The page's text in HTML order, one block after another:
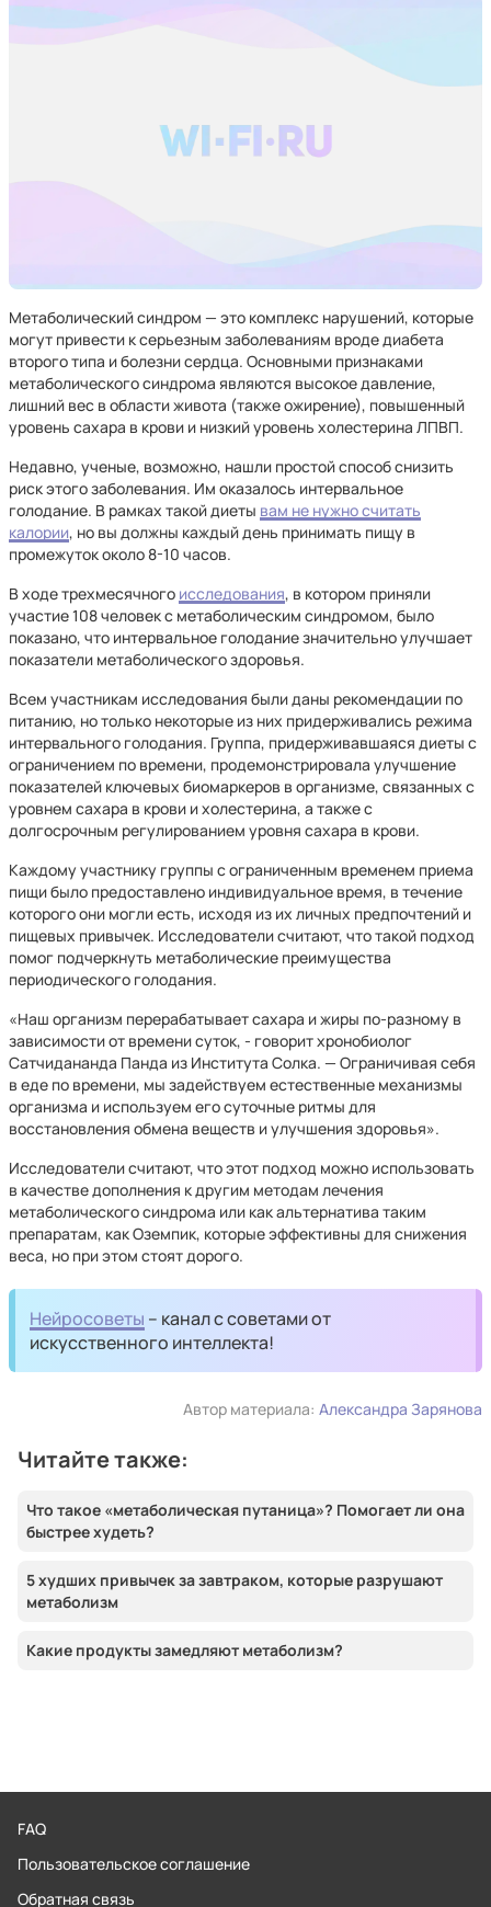
Метаболический синдром — это комплекс нарушений, которые
могут привести к серьезным заболеваниям вроде диабета
второго типа и болезни сердца. Основными признаками
метаболического синдрома являются высокое давление,
лишний вес в области живота (также ожирение), повышенный
уровень сахара в крови и низкий уровень холестерина ЛПВП.
Недавно, ученые, возможно, нашли простой способ снизить
риск этого заболевания. Им оказалось интервальное
голодание. В рамках такой диеты вам не нужно считать
калории, но вы должны каждый день принимать пищу в
промежуток около 8-10 часов.
В ходе трехмесячного исследования, в котором приняли
участие 108 человек с метаболическим синдромом, было
показано, что интервальное голодание значительно улучшает
показатели метаболического здоровья.
Всем участникам исследования были даны рекомендации по
питанию, но только некоторые из них придерживались режима
интервального голодания. Группа, придерживавшаяся диеты с
ограничением по времени, продемонстрировала улучшение
показателей ключевых биомаркеров в организме, связанных с
уровнем сахара в крови и холестерина, а также с
долгосрочным регулированием уровня сахара в крови.
Каждому участнику группы с ограниченным временем приема
пищи было предоставлено индивидуальное время, в течение
которого они могли есть, исходя из их личных предпочтений и
пищевых привычек. Исследователи считают, что такой подход
помог подчеркнуть метаболические преимущества
периодического голодания.
«Наш организм перерабатывает сахара и жиры по-разному в
зависимости от времени суток, - говорит хронобиолог
Сатчидананда Панда из Института Солка. — Ограничивая себя
в еде по времени, мы задействуем естественные механизмы
организма и используем его суточные ритмы для
восстановления обмена веществ и улучшения здоровья».
Исследователи считают, что этот подход можно использовать
в качестве дополнения к другим методам лечения
метаболического синдрома или как альтернатива таким
препаратам, как Оземпик, которые эффективны для снижения
веса, но при этом стоят дорого.
Нейросоветы – канал с советами от
искусственного интеллекта!
Автор материала: Александра Зарянова
Читайте также:
Что такое «метаболическая путаница»? Помогает ли она
быстрее худеть?
5 худших привычек за завтраком, которые разрушают
метаболизм
Какие продукты замедляют метаболизм?
FAQ
Пользовательское соглашение
Обратная связь